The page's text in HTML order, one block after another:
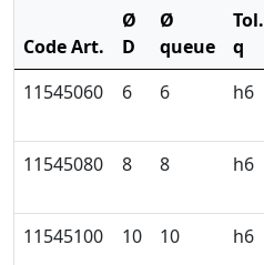
Code Art.
Ø
D
Ø
queue
Tol.
q
11545060
6 6 h6
11545080 8 8 h6
11545100 10 10 h6